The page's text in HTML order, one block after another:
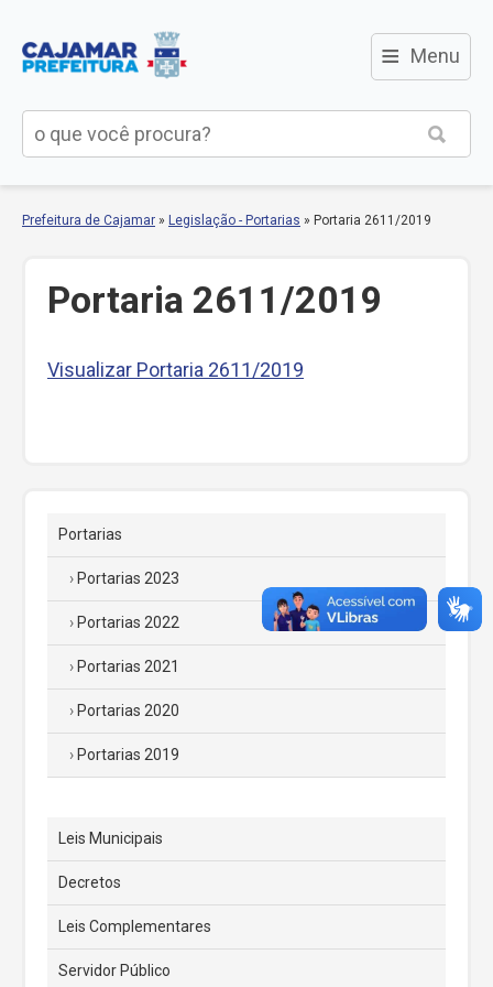
≡ Menu
Prefeitura de Cajamar » Legislação - Portarias » Portaria 2611/2019
Portaria 2611/2019
Visualizar Portaria 2611/2019
Portarias
Portarias 2023
Portarias 2022
Portarias 2021
Portarias 2020
Portarias 2019
Leis Municipais
Decretos
Leis Complementares
Servidor Público